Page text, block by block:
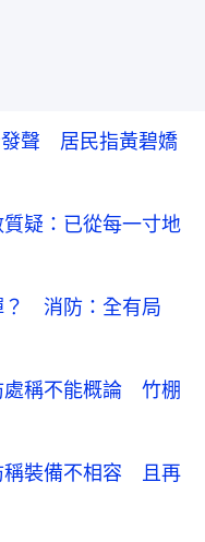
發聲 居民指黃碧嬌
疑：已從每一寸地
？ 消防：全有局
處稱不能概論 竹棚
稱裝備不相容 且再